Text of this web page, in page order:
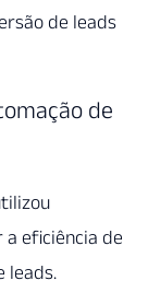
de leads
de
eficiência de
leads.